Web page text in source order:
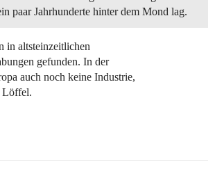
paar Jahrhunderte hinter dem Mond lag.
in altsteinzeitlichen
gefunden. In der
auch noch keine Industrie,
Löffel.